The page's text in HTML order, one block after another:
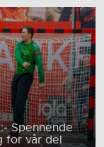
Spennende
for vår del